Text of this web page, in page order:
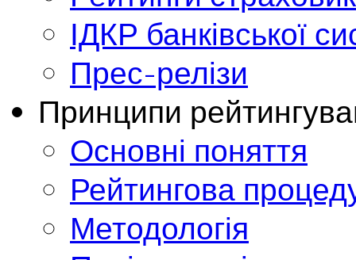
ІДКР банківської
Прес-релізи
Принципи
Основні поняття
Рейтингова
Методологія